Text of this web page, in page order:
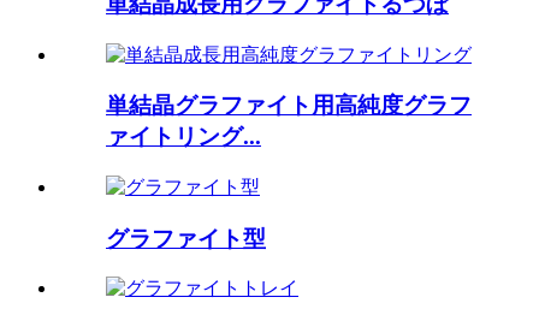
単結晶グラファイト用高純度グラフ
ァイトリング...
グラファイト型